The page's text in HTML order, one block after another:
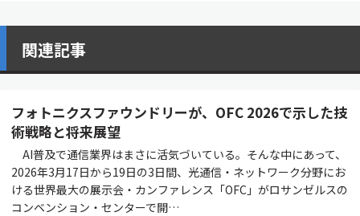
関連記事
フォトニクスファウンドリーが、OFC 2026で示した技
術戦略と将来展望
AI普及で通信業界はまさに活気づいている。そんな中にあって、
2026年3月17日から19日の3日間、光通信・ネットワーク分野にお
ける世界最大の展示会・カンファレンス「OFC」がロサンゼルスの
コンベンション・センターで開…